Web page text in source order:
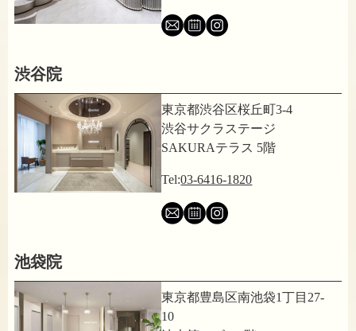
渋谷院
東京都渋谷区桜丘町3-4
渋谷サクラステージ
SAKURAテラス 5階
Tel:03-6416-1820
池袋院
東京都豊島区南池袋1丁目27-
10